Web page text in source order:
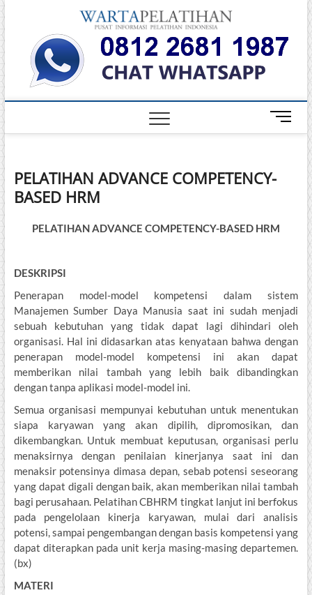
Skip
content
Warta
PELATIHAN
DAN
TERBAIK DI
M
e
B
t
PELATIHAN ADVANCE COMPETENCY-
BASED HRM
PELATIHAN ADVANCE COMPETENCY-BASED HRM
DESKRIPSI
Penerapan model-model kompetensi dalam sistem
Manajemen Sumber Daya Manusia saat ini sudah menjadi
sebuah kebutuhan yang tidak dapat lagi dihindari oleh
organisasi. Hal ini didasarkan atas kenyataan bahwa dengan
penerapan model-model kompetensi ini akan dapat
memberikan nilai tambah yang lebih baik dibandingkan
dengan tanpa aplikasi model-model ini.
Semua organisasi mempunyai kebutuhan untuk menentukan
siapa karyawan yang akan dipilih, dipromosikan, dan
dikembangkan. Untuk membuat keputusan, organisasi perlu
menaksirnya dengan penilaian kinerjanya saat ini dan
menaksir potensinya dimasa depan, sebab potensi seseorang
yang dapat digali dengan baik, akan memberikan nilai tambah
bagi perusahaan. Pelatihan CBHRM tingkat lanjut ini berfokus
pada pengelolaan kinerja karyawan, mulai dari analisis
potensi, sampai pengembangan dengan basis kompetensi yang
dapat diterapkan pada unit kerja masing-masing departemen.
(bx)
MATERI